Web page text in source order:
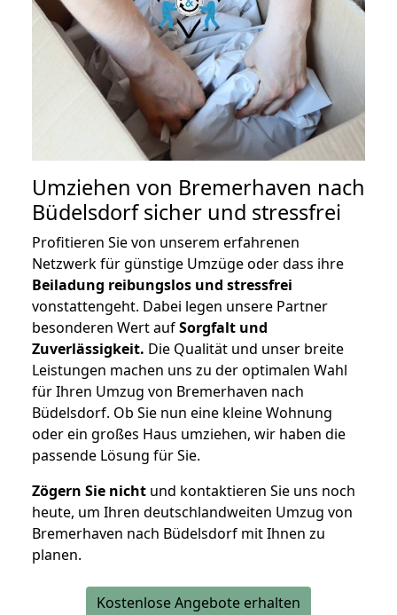
Umziehen von Bremerhaven nach
Büdelsdorfsicher und stressfrei
Profitieren Sie von unserem erfahrenen
Netzwerk für günstige Umzüge oder dass ihre
Beiladung reibungslos und stressfrei
vonstattengeht. Dabei legen unsere Partner
besonderen Wert aufSorgfalt und
Zuverlässigkeit. Die Qualität und unser breite
Leistungen machen uns zu der optimalen Wahl
für Ihren Umzug von Bremerhaven nach
Büdelsdorf. Ob Sie nun eine kleine Wohnung
oder ein großes Haus umziehen, wir haben die
passende Lösung für Sie.
Zögern Sie nicht und kontaktieren Sie uns noch
heute, um Ihren deutschlandweiten Umzug von
Bremerhaven nach Büdelsdorf mit Ihnen zu
planen.
Kostenlose Angebote erhalten